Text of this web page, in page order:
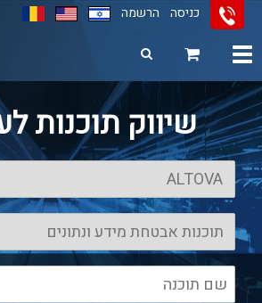
11
12
13
כניסה הרשמה
Toggle
שיווק תוכנות